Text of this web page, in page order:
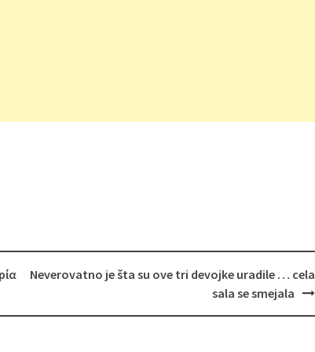
Neverovatno je šta su ove tri devojke uradile … cela
sala se smejala